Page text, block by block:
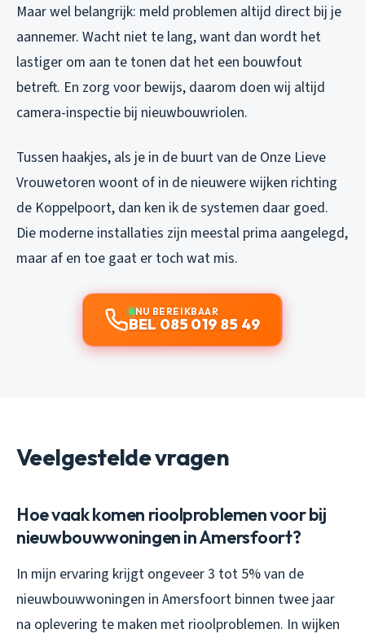
Maar wel belangrijk: meld problemen altijd direct bij je
aannemer. Wacht niet te lang, want dan wordt het
lastiger om aan te tonen dat het een bouwfout
betreft. En zorg voor bewijs, daarom doen wij altijd
camera-inspectie bij nieuwbouwriolen.
Tussen haakjes, als je in de buurt van de Onze Lieve
Vrouwetoren woont of in de nieuwere wijken richting
de Koppelpoort, dan ken ik de systemen daar goed.
Die moderne installaties zijn meestal prima aangelegd,
maar af en toe gaat er toch wat mis.
NU BEREIKBAAR
BEL 085 019 85 49
Veelgestelde vragen
Hoe vaak komen rioolproblemen voor bij
nieuwbouwwoningen in Amersfoort?
In mijn ervaring krijgt ongeveer 3 tot 5% van de
nieuwbouwwoningen in Amersfoort binnen twee jaar
na oplevering te maken met rioolproblemen. In wijken